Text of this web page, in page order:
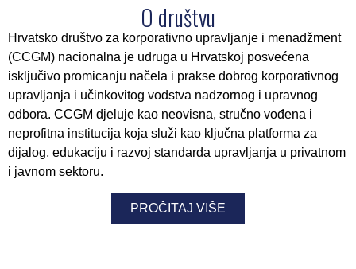
O društvu
Hrvatsko društvo za korporativno upravljanje i menadžment
(CCGM) nacionalna je udruga u Hrvatskoj posvećena
isključivo promicanju načela i prakse dobrog korporativnog
upravljanja i učinkovitog vodstva nadzornog i upravnog
odbora. CCGM djeluje kao neovisna, stručno vođena i
neprofitna institucija koja služi kao ključna platforma za
dijalog, edukaciju i razvoj standarda upravljanja u privatnom
i javnom sektoru.
PROČITAJ VIŠE